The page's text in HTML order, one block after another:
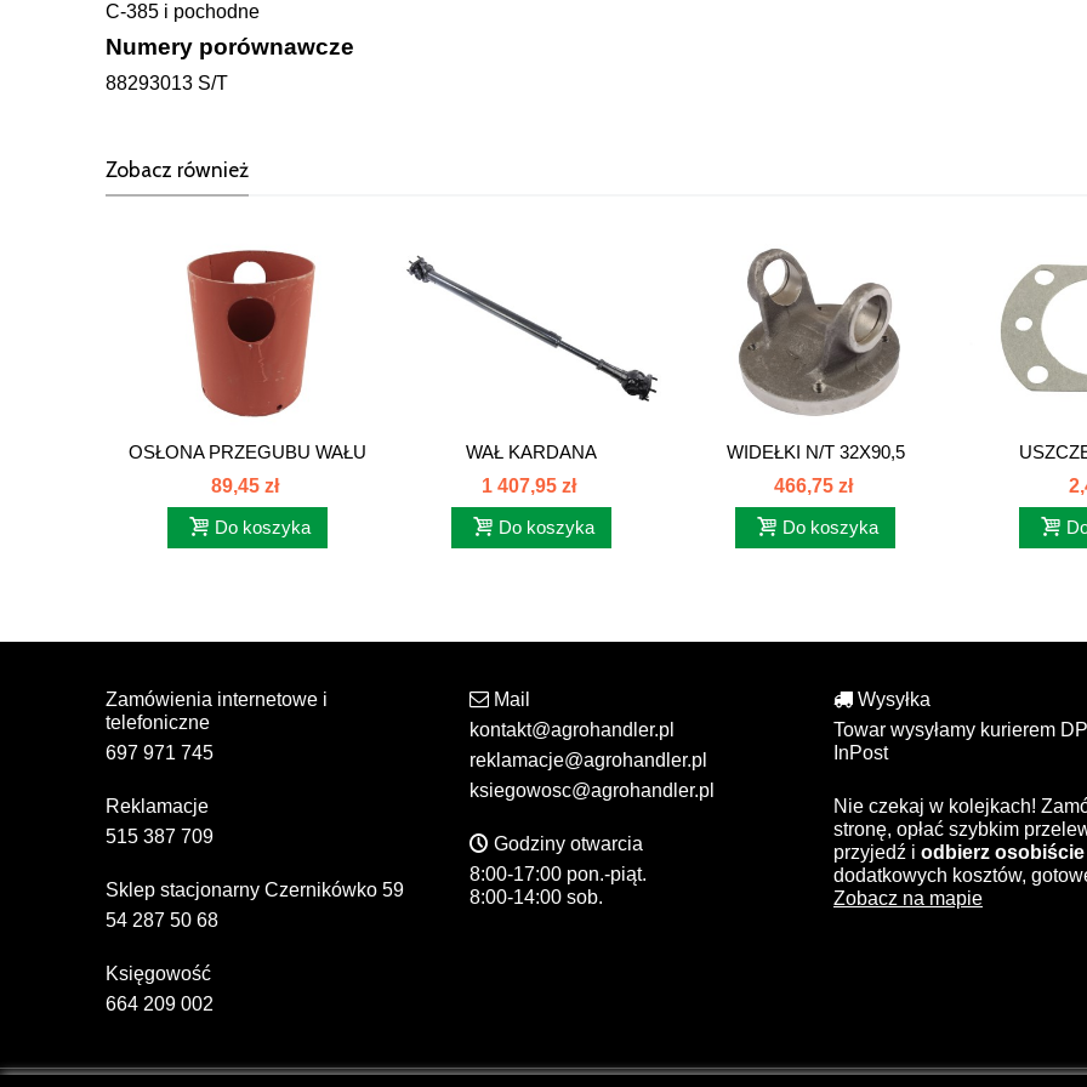
C-385 i pochodne
Numery porównawcze
88293013 S/T
Zobacz również
OSŁONA PRZEGUBU WAŁU
NAPĘDOWEGO...
89,45 zł
Do koszyka
WAŁ KARDANA
PRZEDNIEGO NAPĘDU...
1 407,95 zł
Do koszyka
WIDEŁKI N/T 32X90,5
88293013
466,75 zł
Do koszyka
Zamówienia internetowe i
telefoniczne
697 971 745
Reklamacje
515 387 709
Sklep stacjonarny Czernikówko 59
54 287 50 68
Księgowość
664 209 002
Mail
kontakt@agrohandler.pl
reklamacje@agrohandler.pl
ksiegowosc@agrohandler.pl
Godziny otwarcia
8:00-17:00 pon.-piąt.
8:00-14:00 sob.
Wysyłka
Towar wysyłamy kurierem
InPost
Nie czekaj w kolejkach!
stronę, opłać szybkim
przyjedź i odbierz osobiście
dodatkowych kosztów,
Zobacz na mapie